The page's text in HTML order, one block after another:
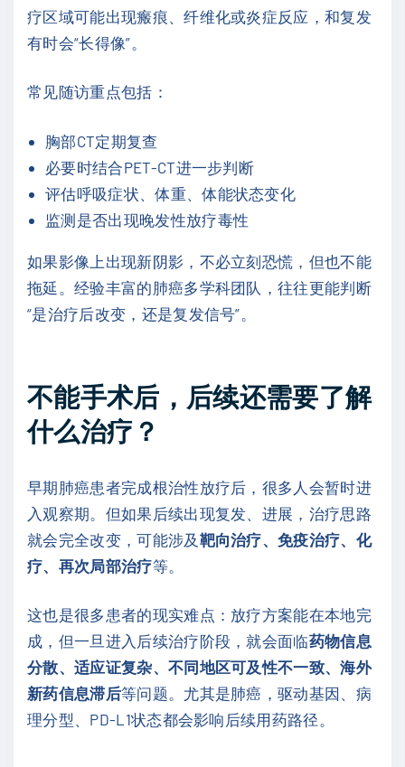
疗区域可能出现瘢痕、纤维化或炎症反应，和复发
有时会“长得像”。
常见随访重点包括：
胸部CT定期复查
必要时结合PET-CT进一步判断
评估呼吸症状、体重、体能状态变化
监测是否出现晚发性放疗毒性
如果影像上出现新阴影，不必立刻恐慌，但也不能
拖延。经验丰富的肺癌多学科团队，往往更能判断
“是治疗后改变，还是复发信号”。
不能手术后，后续还需要了解
什么治疗？
早期肺癌患者完成根治性放疗后，很多人会暂时进
入观察期。但如果后续出现复发、进展，治疗思路
就会完全改变，可能涉及 靶向治疗、免疫治疗、化
疗、再次局部治疗等。
这也是很多患者的现实难点：放疗方案能在本地完
成，但一旦进入后续治疗阶段，就会面临药物信息
分散、适应证复杂、不同地区可及性不一致、海外
新药信息滞后等问题。尤其是肺癌，驱动基因、病
理分型、PD-L1状态都会影响后续用药路径。